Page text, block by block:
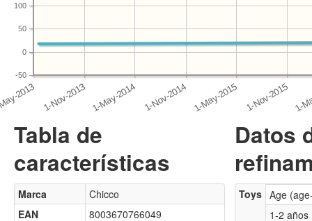
-50
0
50
100
Tabla de
características
Marca
Chicco
EAN
8003670766049
Datos
Toys Age
1-2 años